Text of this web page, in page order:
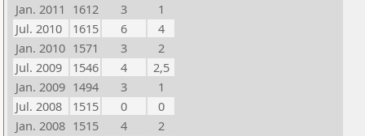
Jan. 2011 1612 3
1
Jul. 2010
1615 6
4
Jan. 2010 1571 3
2
Jul. 2009
1546 4
2,5
Jan. 2009 1494 3
1
Jul. 2008
1515 0
0
Jan. 2008 1515 4
2